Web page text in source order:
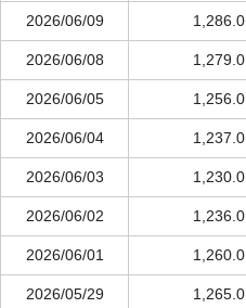
2026/06/09 1,286.0
2026/06/08 1,279.0
2026/06/05 1,256.0
2026/06/04 1,237.0
2026/06/03 1,230.0
2026/06/02 1,236.0
2026/06/01 1,260.0
2026/05/29 1,265.0